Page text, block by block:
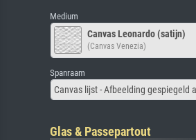
Medium
Canvas Leonardo (satijn)
(Canvas Venezia)
Spanraam
Glas & Passepartout